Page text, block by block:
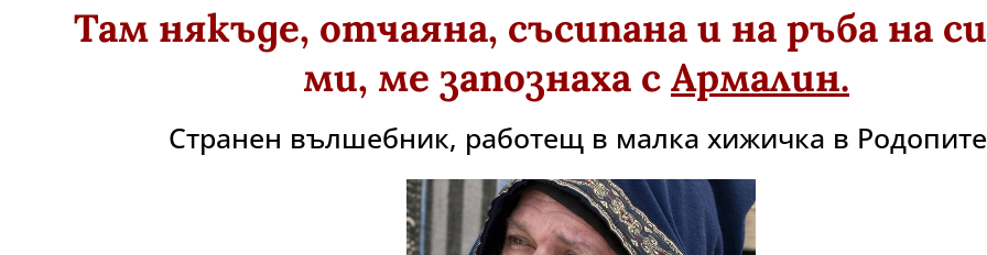
Там някъде, отчаяна, съсипана и на ръба на
ми, ме запознаха с Армалин.
Странен вълшебник, работещ в малка хижичка в